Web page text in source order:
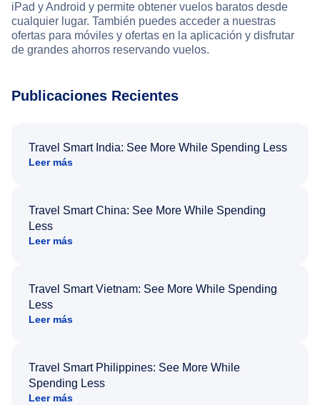
iPad y Android y permite obtener vuelos baratos desde
cualquier lugar. También puedes acceder a nuestras
ofertas para móviles y ofertas en la aplicación y disfrutar
de grandes ahorros reservando vuelos.
Publicaciones Recientes
Travel Smart India: See More While Spending Less
Leer más
Travel Smart China: See More While Spending
Less
Leer más
Travel Smart Vietnam: See More While Spending
Less
Leer más
Travel Smart Philippines: See More While
Spending Less
Leer más